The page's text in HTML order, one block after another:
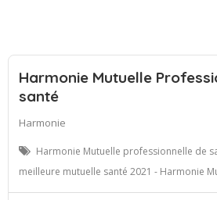
Harmonie Mutuelle
santé
Harmonie
Harmonie Mutuelle professionnelle de
meilleure mutuelle santé 2021 - Harmonie